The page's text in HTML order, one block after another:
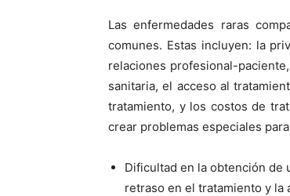
Las enfermedades raras
comunes. Estas incluyen: la
relaciones profesional-
sanitaria, el acceso al
tratamiento, y los costos de
crear problemas especiales
Dificultad en la obtención de
retraso en el tratamiento y